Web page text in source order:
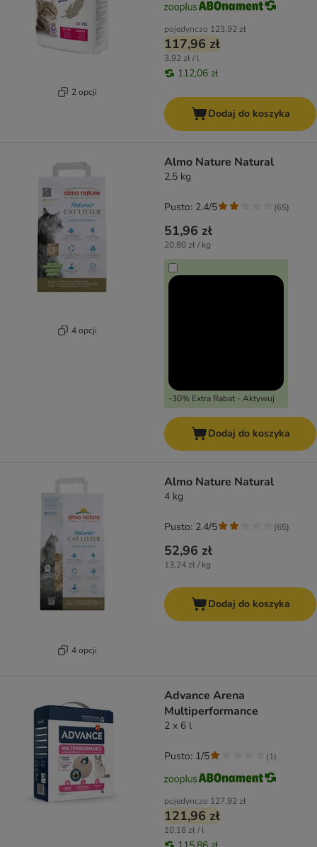
2 opcji
pojedynczo 123,92 zł
117,96 zł
3,92 zł / l
112,06 zł
Dodaj do koszyka
4 opcji
Almo Nature Natural
2,5 kg
51,96 zł
20,80 zł / kg
-30% Extra Rabat - Aktywuj
Pusto: 2.4/5 (65)
Dodaj do koszyka
4 opcji
Almo Nature Natural
4 kg
52,96 zł
13,24 zł / kg
Pusto: 2.4/5 (65)
Dodaj do koszyka
Advance Arena
Multiperformance
2 x 6 l
pojedynczo 127,92 zł
121,96 zł
10,16 zł / l
Pusto: 1/5 (1)